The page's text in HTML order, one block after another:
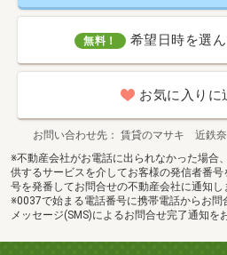
無料！ 希望日時を選
お気に入りに
お問い合わせ先
賃貸のマサキ 近鉄
※不動産会社がお電話に出られなかった場合
供するサービスを介してお客様の発信者番
号を発番してお問合せの不動産会社に通知し
※0037で始まる電話番号に携帯電話からお問
メッセージ(SMS)によるお問合せ完了通知を